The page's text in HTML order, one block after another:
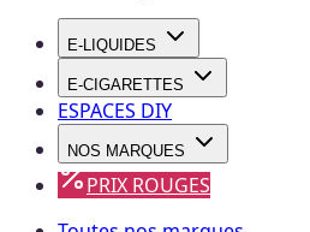
E-LIQUIDES
E-CIGARETTES
ESPACES DIY
NOS MARQUES
PRIX ROUGES